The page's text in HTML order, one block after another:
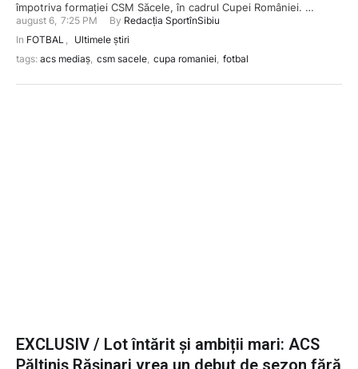
împotriva formației CSM Săcele, în cadrul Cupei României. …
august 6, 7:25 PM By Redacția SportînSibiu
In FOTBAL , Ultimele știri
tags: acs mediaș, csm sacele, cupa romaniei, fotbal
EXCLUSIV / Lot întărit și ambiții mari: ACS
Păltiniș Rășinari vrea un debut de sezon fără